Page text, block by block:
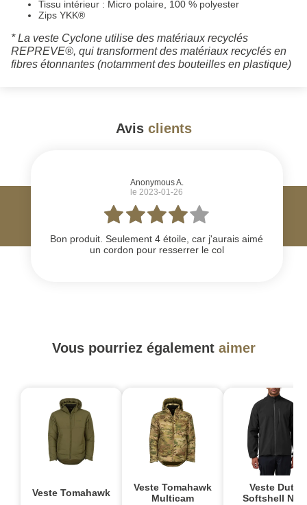
Tissu intérieur : Micro polaire, 100 % polyester
Zips YKK®
* La veste Cyclone utilise des matériaux recyclés
REPREVE®, qui transforment des matériaux recyclés en
fibres étonnantes (notamment des bouteilles en plastique)
Avis clients
Anonymous A.
le 2023-01-26
Bon produit. Seulement 4 étoile, car j'aurais aimé
un cordon pour resserrer le col
Vous pourriez également aimer
Veste Tomahawk
Veste Tomahawk
Multicam
Veste Duty
Softshell Noir